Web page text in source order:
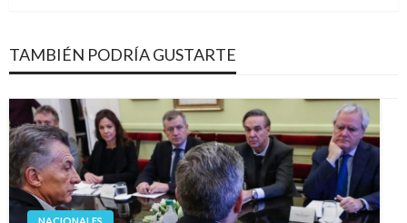
TAMBIÉN PODRÍA GUSTARTE